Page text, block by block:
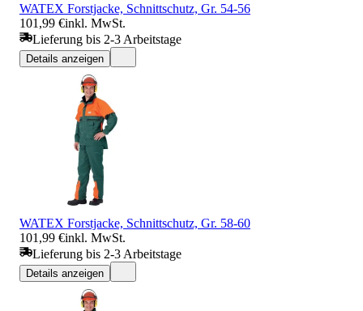
WATEX Forstjacke, Schnittschutz, Gr. 54-56
101,99 €inkl. MwSt.
Lieferung bis 2-3 Arbeitstage
Details anzeigen
WATEX Forstjacke, Schnittschutz, Gr. 58-60
101,99 €inkl. MwSt.
Lieferung bis 2-3 Arbeitstage
Details anzeigen